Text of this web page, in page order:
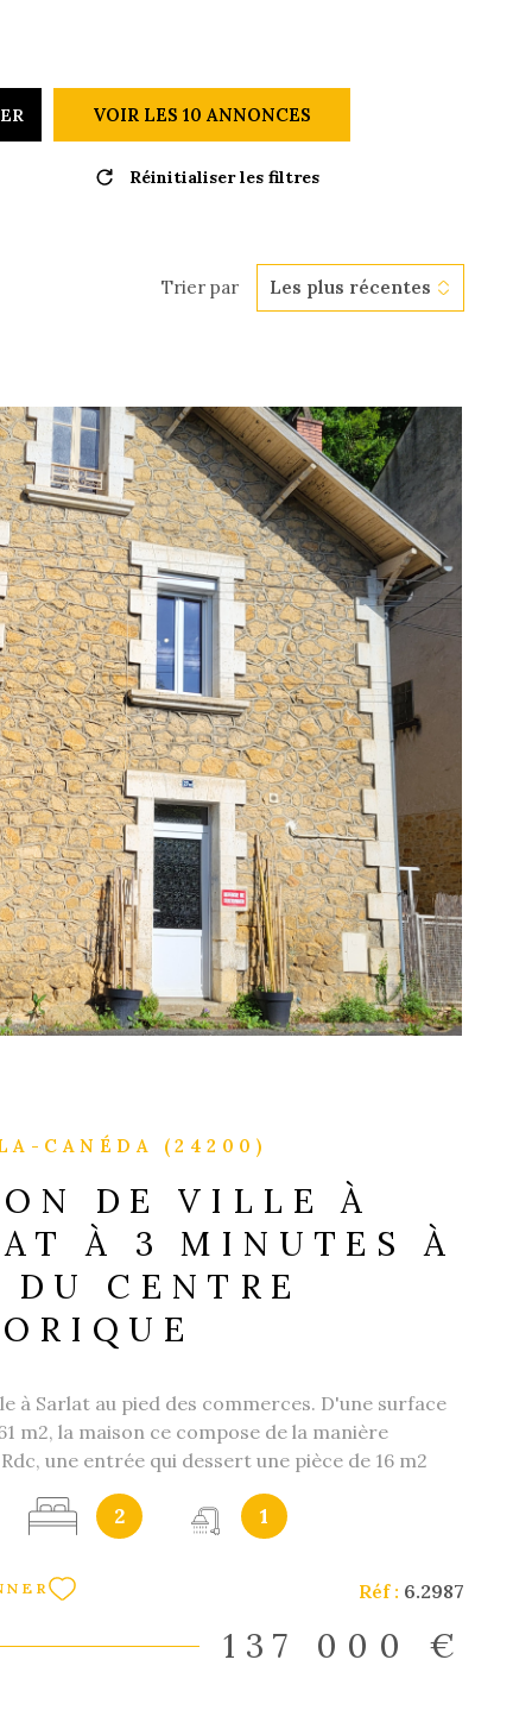
L'AGENCE
VOIR LES 10 ANNONCES
Réinitialiser les filtres
Trier par Les plus récentes
LE BIEN
CANÉDA (24200)
DE VILLE À
À 3 MINUTES À
CENTRE
à Sarlat au pied des commerces. D'une surface
m2, la maison ce compose de la manière
une entrée qui dessert une pièce de 16 m2
utilisée pour une activité de bien être, une petite
et une pièce de 27 m2 avec entrée indépendante
en studio, atelier, ou autres... A l'étage, Un séjour
cuisine ouverte, deux grandes chambres et une
Des travaux de finition et de toiture sont à
pouvons vous accompagner en cas de montage
travaux. Investisseurs nous pouvons également
2 1
Réf : 6.2987
137 000 €